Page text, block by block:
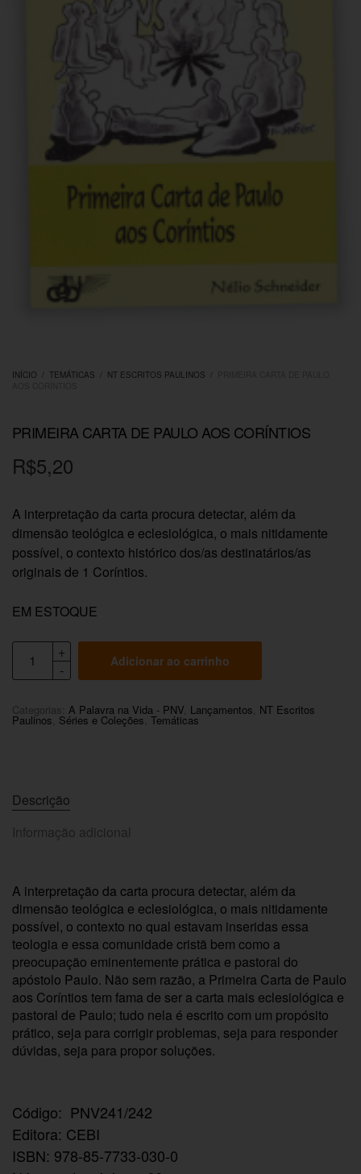
INÍCIO TEMÁTICAS NT ESCRITOS PAULINOS
PRIMEIRA CARTA DE PAULO AOS CORÍNTIOS
R$5,20
A interpretação da carta procura detectar, além da
dimensão teológica e eclesiológica, o mais nitidamente
possível, o contexto histórico dos/as destinatários/as
originais de 1 Coríntios.
EM ESTOQUE
Adicionar ao carrinho
Categorias: A Palavra na Vida - PNV Lançamentos NT Escritos
Paulinos Séries e Coleções Temáticas
Descrição
Informação adicional
A interpretação da carta procura detectar, além da
dimensão teológica e eclesiológica, o mais nitidamente
possível, o contexto no qual estavam inseridas essa
teologia e essa comunidade cristã bem como a
preocupação eminentemente prática e pastoral do
apóstolo Paulo. Não sem razão, a Primeira Carta de Paulo
aos Coríntios tem fama de ser a carta mais eclesiológica e
pastoral de Paulo; tudo nela é escrito com um propósito
prático, seja para corrigir problemas, seja para responder
dúvidas, seja para propor soluções.
Código: PNV241/242
Editora: CEBI
ISBN: 978-85-7733-030-0